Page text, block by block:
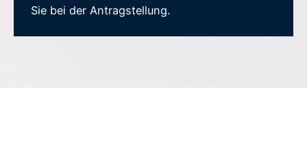
Sie bei der Antragstellung.